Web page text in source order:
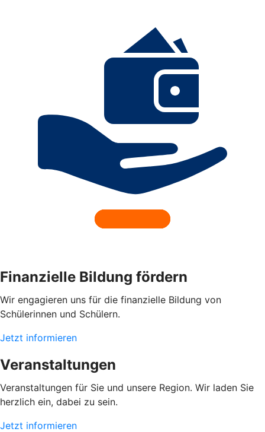
Finanzielle Bildung fördern
Wir engagieren uns für die finanzielle Bildung von
Schülerinnen und Schülern.
Jetzt informieren
Veranstaltungen
Veranstaltungen für Sie und unsere Region. Wir laden Sie
herzlich ein, dabei zu sein.
Jetzt informieren